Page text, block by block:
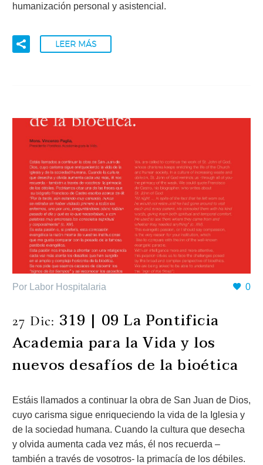
humanización personal y asistencial.
LEER MÁS
0
Por Labor Hospitalaria
27 Dic: 319 | 09 La Pontificia
Academia para la Vida y los
nuevos desafíos de la bioética
Estáis llamados a continuar la obra de San Juan de Dios,
cuyo carisma sigue enriqueciendo la vida de la Iglesia y
de la sociedad humana. Cuando la cultura que desecha
y olvida aumenta cada vez más, él nos recuerda –
también a través de vosotros- la primacía de los débiles.